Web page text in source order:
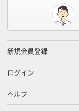
新規会員登録
ログイン
ヘルプ